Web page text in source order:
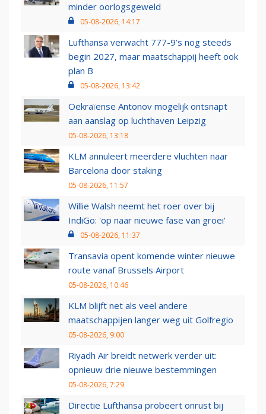
minder oorlogsgeweld
05-08-2026, 14:17
Lufthansa verwacht 777-9’s nog steeds
begin 2027, maar maatschappij heeft ook
plan B
05-08-2026, 13:42
Oekraïense Antonov mogelijk ontsnapt
aan aanslag op luchthaven Leipzig
05-08-2026, 13:18
KLM annuleert meerdere vluchten naar
Barcelona door staking
05-08-2026, 11:57
Willie Walsh neemt het roer over bij
IndiGo: 'op naar nieuwe fase van groei'
05-08-2026, 11:37
Transavia opent komende winter nieuwe
route vanaf Brussels Airport
05-08-2026, 10:46
KLM blijft net als veel andere
maatschappijen langer weg uit Golfregio
05-08-2026, 9:00
Riyadh Air breidt netwerk verder uit:
opnieuw drie nieuwe bestemmingen
05-08-2026, 7:29
Directie Lufthansa probeert onrust bij